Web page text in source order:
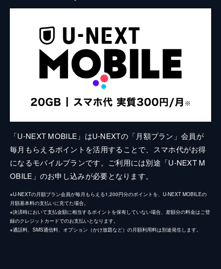
「U-NEXT MOBILE」はU-NEXTの「月額プラン」会員が
毎月もらえるポイントを活用することで、スマホ代がお得
になるモバイルプランです。ご利用には別途「U-NEXT M
OBILE」のお申し込みが必要となります。
※U-NEXTの月額プラン会員が毎月もらえる1,200円分のポイントを、U-NEXT MOBILEの
月額基本料の支払いに充てた場合。
※決済時において支払金額に相当するポイントを保有していない場合、差額分の料金はご登
録のクレジットカードでのお支払いとなります。
※通話料、SMS通信料、オプション（かけ放題など）の月額利用料は別途発生します。